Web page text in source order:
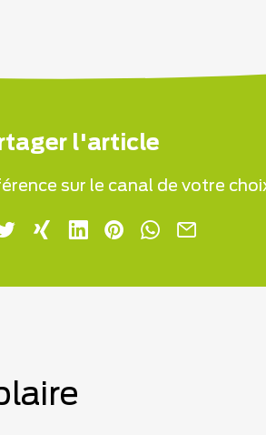
l'article
sur le canal de votre